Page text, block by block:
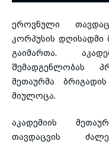
ეროვნული
კორპუსის დღისადმი
გაიმართა.
შემადგენლობას
მეთაურმა
მიულოცა.
აკადემიის
თავდაცვის